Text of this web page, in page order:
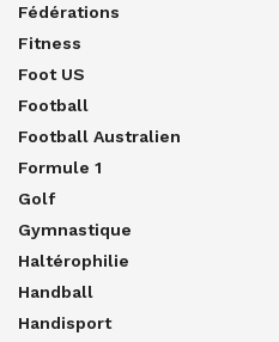
Fédérations
Fitness
Foot US
Football
Football Australien
Formule 1
Golf
Gymnastique
Haltérophilie
Handball
Handisport